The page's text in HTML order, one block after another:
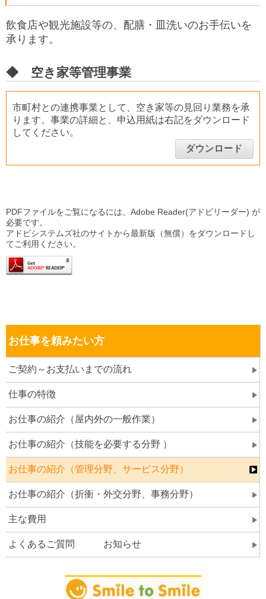
飲食店や観光施設等の、配膳・皿洗いのお手伝いを
承ります。
◆ 空き家等管理事業
市町村との連携事業として、空き家等の見回り業務を承
ります。事業の詳細と、申込用紙は右記をダウンロード
してください。
ダウンロード
PDFファイルをご覧になるには、Adobe Reader(アドビリーダー) が
必要です。
アドビシステムズ社のサイトから最新版（無償）をダウンロードし
てご利用ください。
お仕事を頼みたい方
ご契約～お支払いまでの流れ
仕事の特徴
お仕事の紹介（屋内外の一般作業）
お仕事の紹介（技能を必要する分野 ）
お仕事の紹介（管理分野、サービス分野）
お仕事の紹介（折衝・外交分野、事務分野）
主な費用
よくあるご質問 お知らせ